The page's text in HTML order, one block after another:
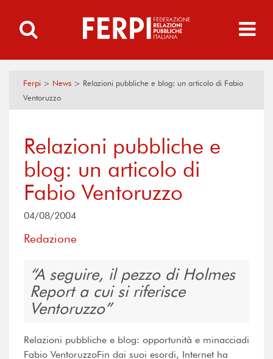
Ferpi > News > Relazioni pubbliche e blog: un articolo di Fabio
Ventoruzzo
Relazioni pubbliche e
blog: un articolo di
Fabio Ventoruzzo
04/08/2004
Redazione
A seguire, il pezzo di Holmes
Report a cui si riferisce
Ventoruzzo
Relazioni pubbliche e blog: opportunità e minacciadi
Fabio VentoruzzoFin dai suoi esordi, Internet ha